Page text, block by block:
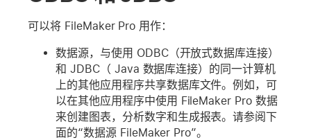
可以将 FileMaker Pro 用作：
数据源，与使用 ODBC（开放式数据库连接）
和 JDBC（ Java 数据库连接）的同一计算机
上的其他应用程序共享数据库文件。例如，可
以在其他应用程序中使用 FileMaker Pro 数据
来创建图表，分析数字和生成报表。请参阅下
面的“数据源 FileMaker Pro”。